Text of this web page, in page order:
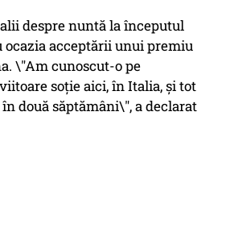
despre nuntă la începutul
ocazia acceptării unui premiu
\"Am cunoscut-o pe
soție aici, în Italia, și tot
două săptămâni\", a declarat